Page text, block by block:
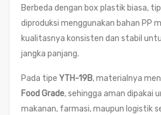
Berbeda dengan box plastik biasa,
diproduksi menggunakan bahan PP
kualitasnya konsisten dan stabil
jangka panjang.
Pada tipe YTH-19B, materialnya
Food Grade, sehingga aman dipakai
makanan, farmasi, maupun logistik